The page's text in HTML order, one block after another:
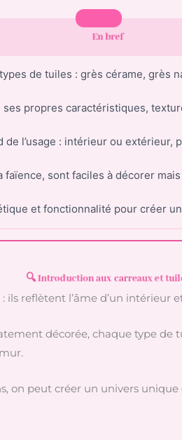
En bref
de tuiles : grès cérame, grès
ses propres caractéristiques,
de l’usage : intérieur ou extérieur,
sont faciles à décorer
et fonctionnalité pour créer
🔍 Introduction aux carreaux et
ils reflètent l’âme d’un
décorée, chaque type de
on peut créer un univers